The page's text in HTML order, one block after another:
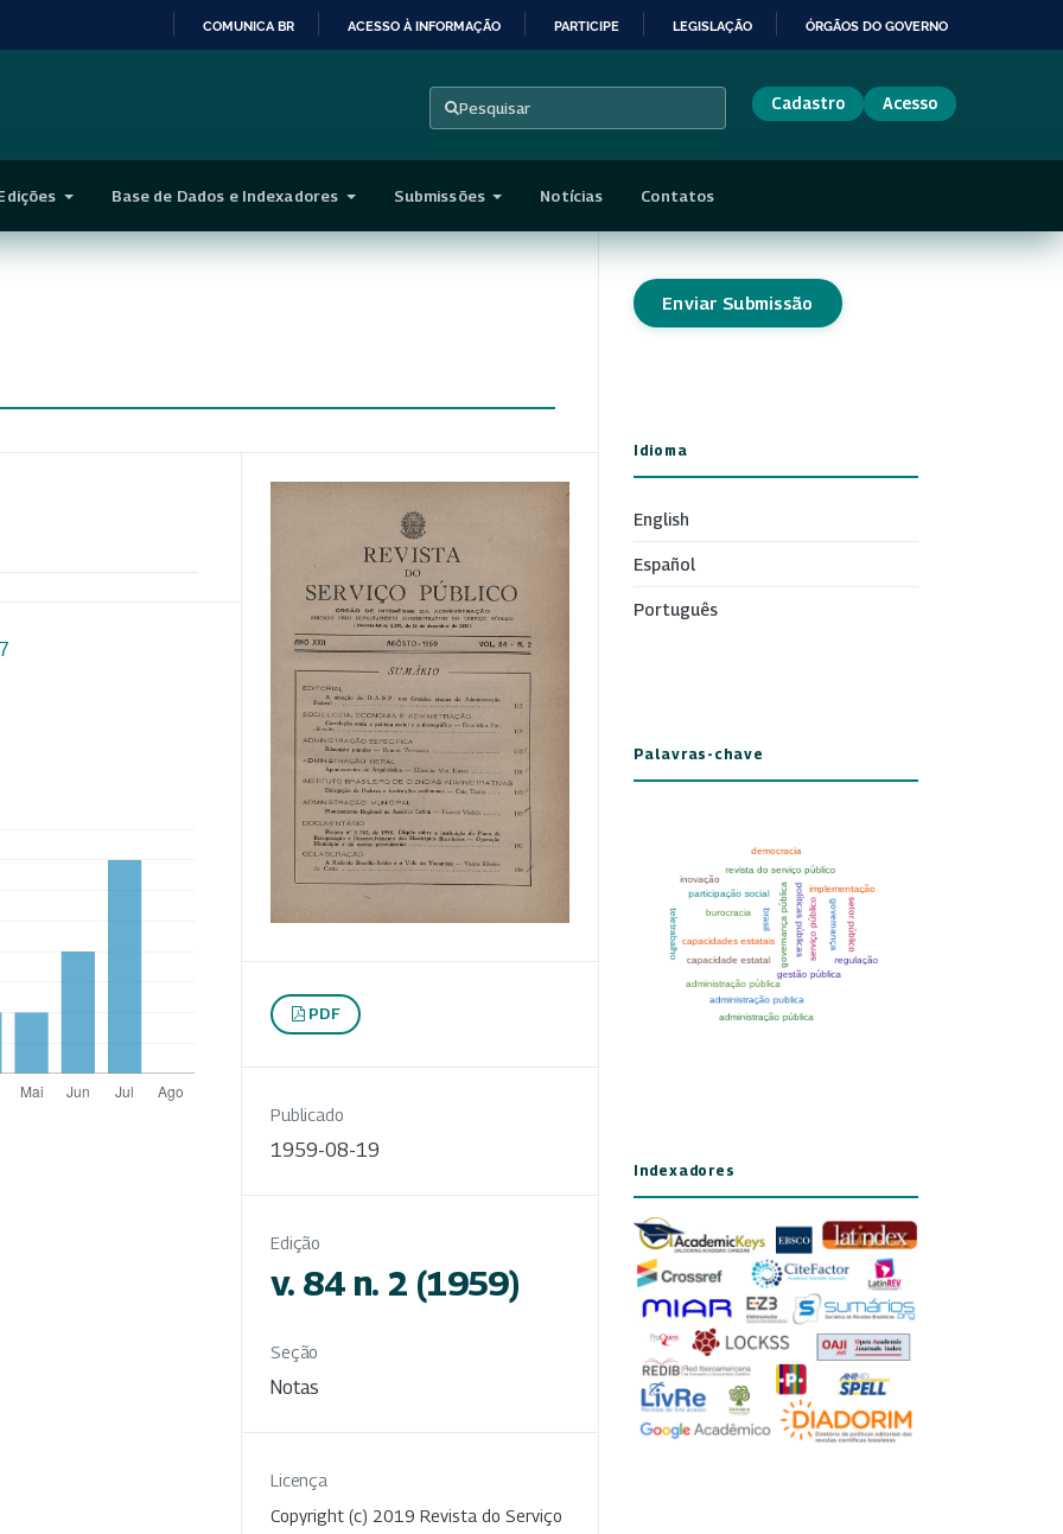
CONTEÚDO
COMUNICA BR ACESSO À INFORMAÇÃO PARTICIPE LEGISLAÇÃO ÓRGÃOS DO GOVERNO
Pesquisar Cadastro Acesso
Base de Dados e Indexadores Submissões Notícias Contatos
PDF
Publicado
1959-08-19
Edição
v. 84 n. 2 (1959)
Seção
Notas
Licença
Copyright (c) 2019 Revista do Serviço
Enviar Submissão
Idioma
English
Español
Português
Palavras-chave
Indexadores